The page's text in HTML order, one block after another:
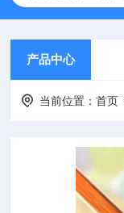
产品中心
当前位置：首页